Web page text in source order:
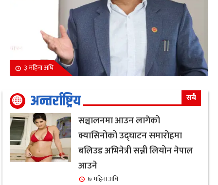
३ महिना अघि
अन्तर्राष्ट्रिय सबै
सञ्चालनमा आउन लागेको
क्यासिनोको उद्घाटन समारोहमा
बलिउड अभिनेत्री सन्नी लियोन नेपाल
आउने
७ महिना अघि